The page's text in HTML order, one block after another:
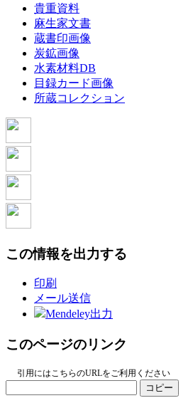
貴重資料
麻生家文書
蔵書印画像
炭鉱画像
水素材料DB
目録カード画像
所蔵コレクション
この情報を出力する
印刷
メール送信
Mendeley出力
このページのリンク
引用にはこちらのURLをご利用ください
コピー